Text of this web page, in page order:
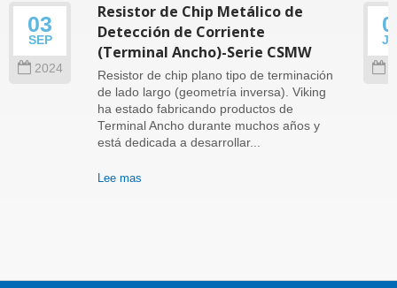
03
SEP
2024
Resistor de Chip Metálico de
Detección de Corriente
(Terminal Ancho)-Serie CSMW
Resistor de chip plano tipo de terminación
de lado largo (geometría inversa). Viking
ha estado fabricando productos de
Terminal Ancho durante muchos años y
está dedicada a desarrollar...
Lee mas